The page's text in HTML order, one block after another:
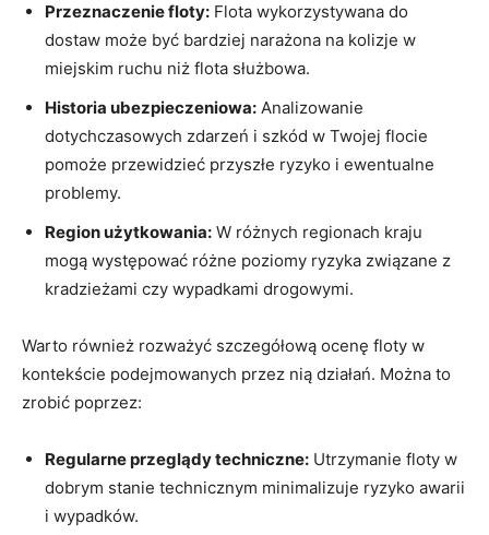
Przeznaczenie floty: Flota wykorzystywana do
dostaw może być bardziej narażona na kolizje w
miejskim ruchu niż flota służbowa.
Historia ubezpieczeniowa: Analizowanie
dotychczasowych zdarzeń i szkód w Twojej flocie
pomoże przewidzieć przyszłe ryzyko i ewentualne
problemy.
Region użytkowania: W różnych regionach kraju
mogą występować różne poziomy ryzyka związane z
kradzieżami czy wypadkami drogowymi.
Warto również rozważyć szczegółową ocenę floty w
kontekście podejmowanych przez nią działań. Można to
zrobić poprzez:
Regularne przeglądy techniczne: Utrzymanie floty w
dobrym stanie technicznym minimalizuje ryzyko awarii
i wypadków.